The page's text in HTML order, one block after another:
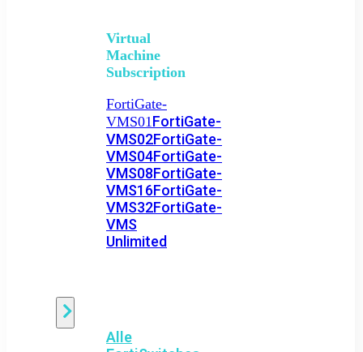
Virtual
Machine
Subscription
FortiGate-
VMS01FortiGate-
VMS02FortiGate-
VMS04FortiGate-
VMS08FortiGate-
VMS16FortiGate-
VMS32FortiGate-
VMS
Unlimited
Alle